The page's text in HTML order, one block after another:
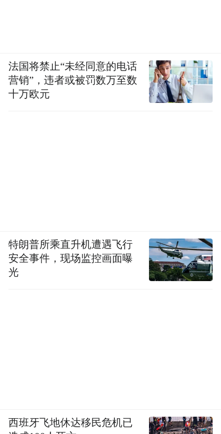
法国将禁止“未经同意的电话
营销”，违者或被罚数万至数
十万欧元
特朗普所乘直升机遭遇飞行
安全事件，现场监控画面曝
光
西班牙飞地休达移民危机已